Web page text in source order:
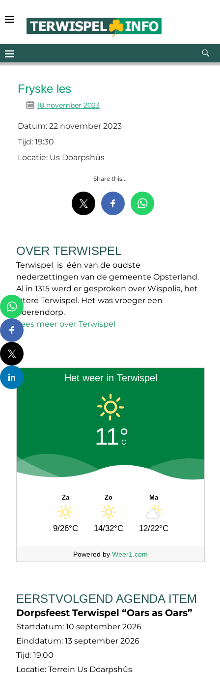
Fryske les
18 november 2023
Datum: 22 november 2023
Tijd: 19:30
Locatie: Us Doarpshûs
Share this...
OVER TERWISPEL
Terwispel is één van de oudste
nederzettingen van de gemeente Opsterland.
Al in 1315 werd er gesproken over Wispolia, het
latere Terwispel. Het was vroeger een
boerendorp.
Lees meer over Terwispel
Het weer in Terwispel
11°
C
Za
9/26°C
Zo
14/32°C
Ma
12/22°C
Powered by Weer1.com
EERSTVOLGEND AGENDA ITEM
Dorpsfeest Terwispel “Oars as Oars”
Startdatum: 10 september 2026
Einddatum: 13 september 2026
Tijd: 19:00
Locatie: Terrein Us Doarpshûs